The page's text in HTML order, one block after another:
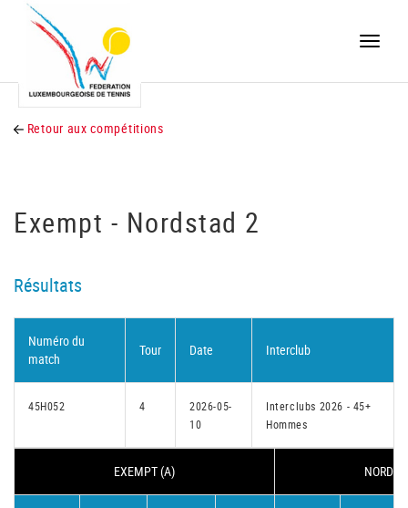
Toggle
Retour aux compétitions
Exempt - Nordstad 2
Résultats
Numéro du
match
Tour Date Interclub
45H052 4
2026-05-
10
Interclubs 2026 - 45+
Hommes
EXEMPT (A)